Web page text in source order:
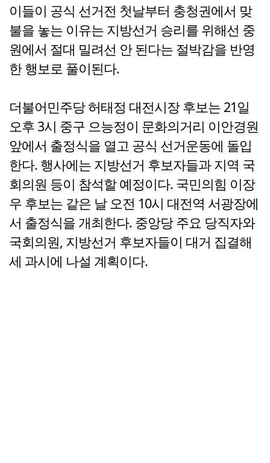
이들이 공식 선거전 첫날부터 충청권에서 맞
불을 놓는 이유는 지방선거 승리를 위해선 중
원에서 절대 밀려선 안 된다는 절박감을 반영
한 행보로 풀이된다.
더불어민주당 허태정 대전시장 후보는 21일
오후 3시 중구 으능정이 문화의거리 이안경원
앞에서 출정식을 열고 공식 선거운동에 돌입
한다. 행사에는 지방선거 후보자들과 지역 국
회의원 등이 참석할 예정이다. 국민의힘 이장
우 후보는 같은 날 오전 10시 대전역 서광장에
서 출정식을 개최한다. 중앙당 주요 당직자와
국회의원, 지방선거 후보자들이 대거 집결해
세 과시에 나설 계획이다.